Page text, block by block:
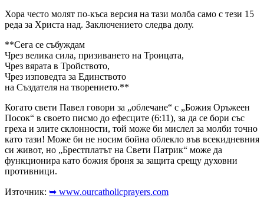
Хора често молят по-къса версия на тази молба само с тези 15
реда за Христа над. Заключението следва долу.
**Сега се събуждам
Чрез велика сила, призиването на Троицата,
Чрез вярата в Тройството,
Чрез изповедта за Единството
на Създателя на творението.**
Когато свети Павел говори за „облечане“ с „Божия Оръжеен
Посок“ в своето писмо до ефесците (6:11), за да се бори със
греха и злите склонности, той може би мислел за молби точно
като тази! Може би не носим бойна облекло във всекидневния
си живот, но „Брестплатът на Свети Патрик“ може да
функционира като божия броня за защита срещу духовни
противници.
Източник: ➥ www.ourcatholicprayers.com